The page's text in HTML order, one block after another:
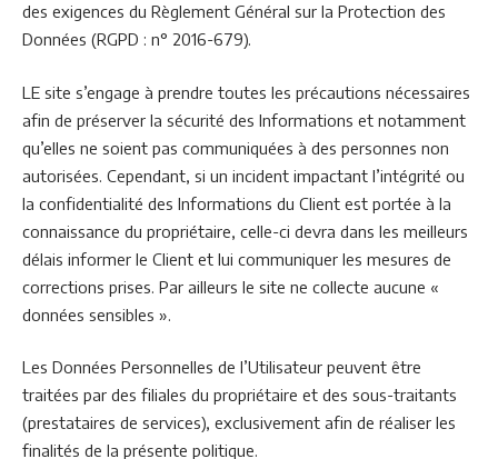
des exigences du Règlement Général sur la Protection des
Données (RGPD : n° 2016-679).
LE site s’engage à prendre toutes les précautions nécessaires
afin de préserver la sécurité des Informations et notamment
qu’elles ne soient pas communiquées à des personnes non
autorisées. Cependant, si un incident impactant l’intégrité ou
la confidentialité des Informations du Client est portée à la
connaissance du propriétaire, celle-ci devra dans les meilleurs
délais informer le Client et lui communiquer les mesures de
corrections prises. Par ailleurs le site ne collecte aucune «
données sensibles ».
Les Données Personnelles de l’Utilisateur peuvent être
traitées par des filiales du propriétaire et des sous-traitants
(prestataires de services), exclusivement afin de réaliser les
finalités de la présente politique.